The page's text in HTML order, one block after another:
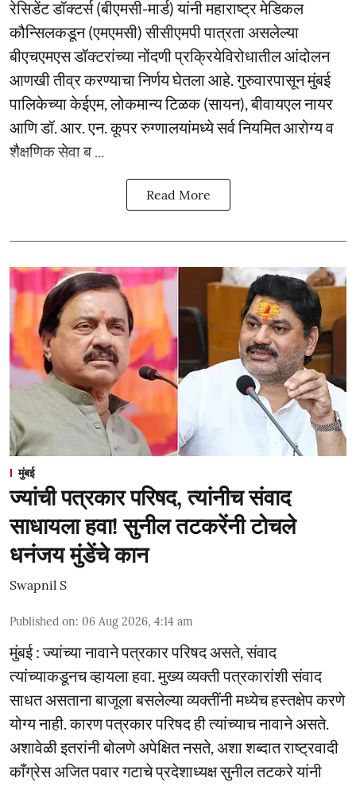
रेसिडेंट डॉक्टर्स (बीएमसी-मार्ड) यांनी महाराष्ट्र मेडिकल
कौन्सिलकडून (एमएमसी) सीसीएमपी पात्रता असलेल्या
बीएचएमएस डॉक्टरांच्या नोंदणी प्रक्रियेविरोधातील आंदोलन
आणखी तीव्र करण्याचा निर्णय घेतला आहे. गुरुवारपासून मुंबई
पालिकेच्या केईएम, लोकमान्य टिळक (सायन), बीवायएल नायर
आणि डॉ. आर. एन. कूपर रुग्णालयांमध्ये सर्व नियमित आरोग्य व
शैक्षणिक सेवा ब ...
Read More
मुंबई
ज्यांची पत्रकार परिषद, त्यांनीच संवाद
साधायला हवा! सुनील तटकरेंनी टोचले
धनंजय मुंडेंचे कान
Swapnil S
Published on: 06 Aug 2026, 4:14 am
मुंबई : ज्यांच्या नावाने पत्रकार परिषद असते, संवाद
त्यांच्याकडूनच व्हायला हवा. मुख्य व्यक्ती पत्रकारांशी संवाद
साधत असताना बाजूला बसलेल्या व्यक्तींनी मध्येच हस्तक्षेप करणे
योग्य नाही. कारण पत्रकार परिषद ही त्यांच्याच नावाने असते.
अशावेळी इतरांनी बोलणे अपेक्षित नसते, अशा शब्दात राष्ट्रवादी
काँग्रेस अजित पवार गटाचे प्रदेशाध्यक्ष सुनील तटकरे यांनी